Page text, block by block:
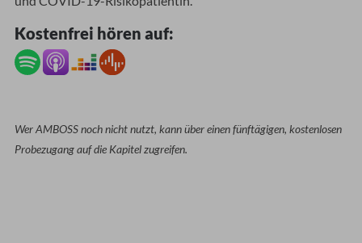
Kostenfrei hören auf:
Wer AMBOSS noch nicht nutzt, kann über einen fünftägigen, kostenlosen
Probezugang auf die Kapitel zugreifen.